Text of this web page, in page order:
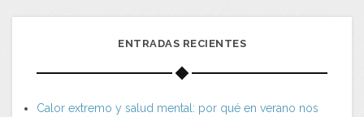
ENTRADAS RECIENTES
Calor extremo y salud mental: por qué en verano nos